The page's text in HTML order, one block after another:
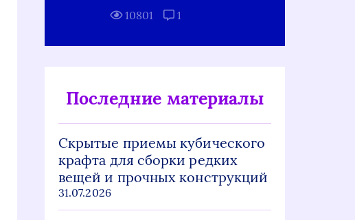
10801 1
Последние материалы
Скрытые приемы кубического
крафта для сборки редких
вещей и прочных конструкций
31.07.2026